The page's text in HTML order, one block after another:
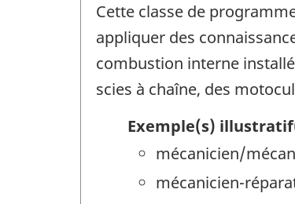
Cette classe de
appliquer des
combustion interne
scies à chaîne, des
Exemple(s)
mécanicien/
mécanicien-